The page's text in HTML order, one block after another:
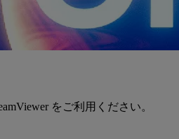
をご利用ください。